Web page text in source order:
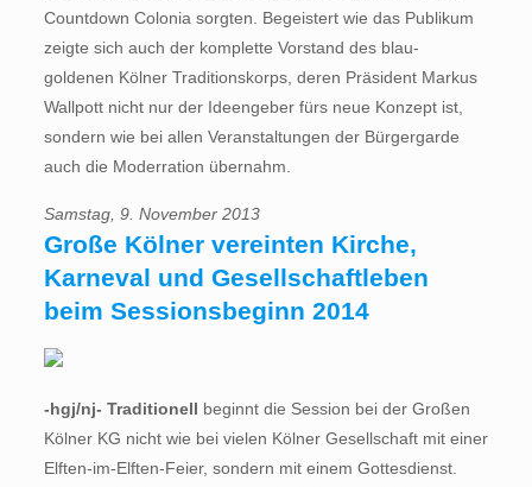
Countdown Colonia sorgten. Begeistert wie das Publikum
zeigte sich auch der komplette Vorstand des blau-
goldenen Kölner Traditionskorps, deren Präsident Markus
Wallpott nicht nur der Ideengeber fürs neue Konzept ist,
sondern wie bei allen Veranstaltungen der Bürgergarde
auch die Moderration übernahm.
Samstag, 9. November 2013
Große Kölner vereinten Kirche,
Karneval und Gesellschaftleben
beim Sessionsbeginn 2014
-hgj/nj- Traditionell beginnt die Session bei der Großen
Kölner KG nicht wie bei vielen Kölner Gesellschaft mit einer
Elften-im-Elften-Feier, sondern mit einem Gottesdienst.